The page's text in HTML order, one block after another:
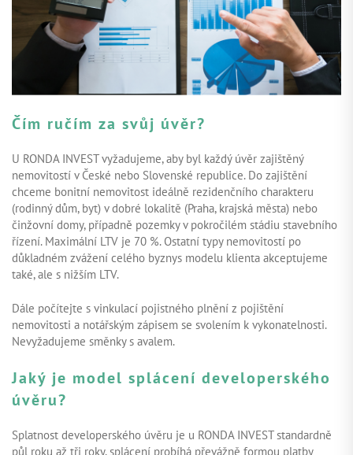
Čím ručím za svůj úvěr?
U RONDA INVEST vyžadujeme, aby byl každý úvěr zajištěný
nemovitostí v České nebo Slovenské republice. Do zajištění
chceme bonitní nemovitost ideálně rezidenčního charakteru
(rodinný dům, byt) v dobré lokalitě (Praha, krajská města) nebo
činžovní domy, případně pozemky v pokročilém stádiu stavebního
řízení. Maximální LTV je 70 %. Ostatní typy nemovitostí po
důkladném zvážení celého byznys modelu klienta akceptujeme
také, ale s nižším LTV.
Dále počítejte s vinkulací pojistného plnění z pojištění
nemovitosti a notářským zápisem se svolením k vykonatelnosti.
Nevyžadujeme směnky s avalem.
Jaký je model splácení developerského
úvěru?
Splatnost developerského úvěru je u RONDA INVEST standardně
půl roku až tři roky, splácení probíhá převážně formou platby